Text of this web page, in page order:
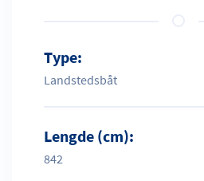
Type:
Landstedsbåt
Lengde (cm):
842